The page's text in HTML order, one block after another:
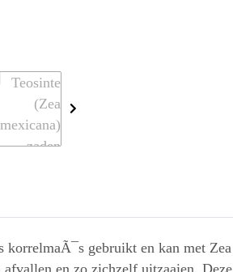
gebruikt en kan met
en zo zichzelf uitzaaien.